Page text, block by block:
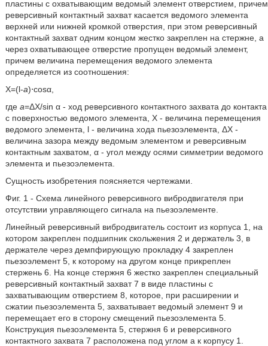
пластины с охватывающим ведомый элемент отверстием, причем
реверсивный контактный захват касается ведомого элемента
верхней или нижней кромкой отверстия, при этом реверсивный
контактный захват одним концом жестко закреплен на стержне, а
через охватывающее отверстие пропущен ведомый элемент,
причем величина перемещения ведомого элемента
определяется из соотношения:
X=(l-а)⋅cosα,
где a=ΔХ/sin α - ход реверсивного контактного захвата до контакта
с поверхностью ведомого элемента, X - величина перемещения
ведомого элемента, l - величина хода пьезоэлемента, ΔХ -
величина зазора между ведомым элементом и реверсивным
контактным захватом, α - угол между осями симметрии ведомого
элемента и пьезоэлемента.
Сущность изобретения поясняется чертежами.
Фиг. 1 - Схема линейного реверсивного вибродвигателя при
отсутствии управляющего сигнала на пьезоэлементе.
Линейный реверсивный вибродвигатель состоит из корпуса 1, на
котором закреплен подшипник скольжения 2 и держатель 3, в
держателе через демпфирующую прокладку 4 закреплен
пьезоэлемент 5, к которому на другом конце прикреплен
стержень 6. На конце стержня 6 жестко закреплен специальный
реверсивный контактный захват 7 в виде пластины с
захватывающим отверстием 8, которое, при расширении и
сжатии пьезоэлемента 5, захватывает ведомый элемент 9 и
перемещает его в сторону смещений пьезоэлемента 5.
Конструкция пьезоэлемента 5, стержня 6 и реверсивного
контактного захвата 7 расположена под углом а к корпусу 1.